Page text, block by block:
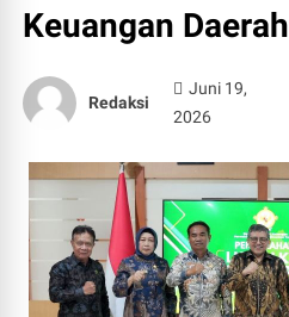
Keuangan Daerah
Redaksi
Juni 19,
2026